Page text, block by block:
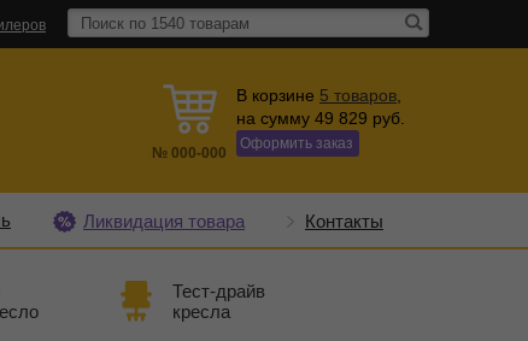
№ 000-000
В корзине 5 товаров
на сумму 49 829 руб.
Оформить заказ
Ликвидация товара Контакты
Тест-драйв
кресла